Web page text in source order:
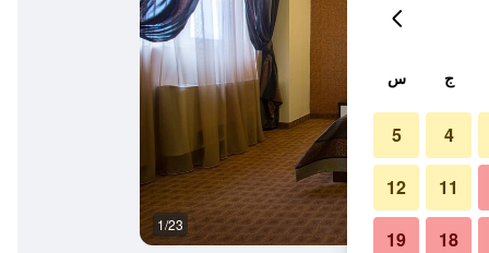
1/23
ج س
4
5
11
12
18
19